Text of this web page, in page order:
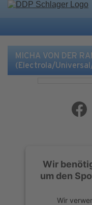
MICHA VON DER
(Electrola/
Wir
um den
Wir